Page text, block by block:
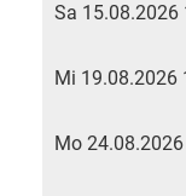
Sa 15.08.2026
Mi 19.08.2026
Mo